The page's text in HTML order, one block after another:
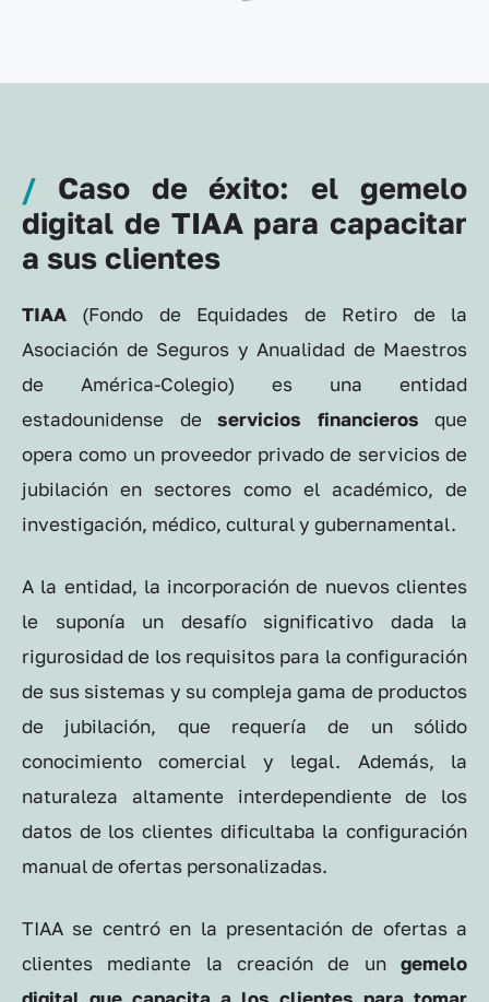
/ Caso de éxito: el gemelo
digital de TIAA para capacitar
a sus clientes
TIAA (Fondo de Equidades de Retiro de la
Asociación de Seguros y Anualidad de Maestros
de América-Colegio) es una entidad
estadounidense de servicios financieros que
opera como un proveedor privado de servicios de
jubilación en sectores como el académico, de
investigación, médico, cultural y gubernamental.
A la entidad, la incorporación de nuevos clientes
le suponía un desafío significativo dada la
rigurosidad de los requisitos para la configuración
de sus sistemas y su compleja gama de productos
de jubilación, que requería de un sólido
conocimiento comercial y legal. Además, la
naturaleza altamente interdependiente de los
datos de los clientes dificultaba la configuración
manual de ofertas personalizadas.
TIAA se centró en la presentación de ofertas a
clientes mediante la creación de un gemelo